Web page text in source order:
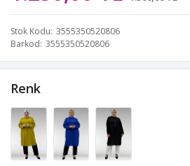
Stok Kodu 3555350520806
Barkod 3555350520806
Renk